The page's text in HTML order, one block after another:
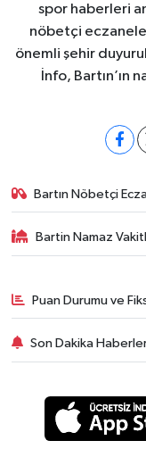
spor haberleri
nöbetçi
önemli şehir
İnfo, Bartın’ın
Bartın Nöbetçi
Bartin Namaz
Puan Durumu ve
Son Dakika